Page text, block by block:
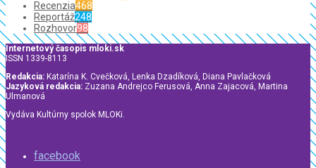
Recenzia468
Reportáž248
Rozhovor98
Internetový časopis mloki.sk
ISSN 1339-8113
Redakcia: Katarína K. Cvečková, Lenka Dzadíková, Diana Pavlačková
Jazyková redakcia: Zuzana Andrejco Ferusová, Anna Zajacová, Martina
Ulmanová
Vydáva Kultúrny spolok MLOKi.
facebook